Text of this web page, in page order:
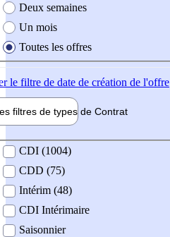
Deux semaines
Un mois
Toutes les offres
le filtre de date de création de l'offre
filtres de types de Contrat
contrat
CDI (1004)
CDD (75)
Intérim (48)
CDI Intérimaire
Saisonnier